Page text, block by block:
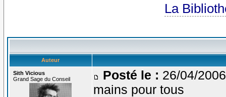
La
Auteur
Sith Vicious
Grand Sage du Conseil
Posté le : 26/04/
mains pour tous